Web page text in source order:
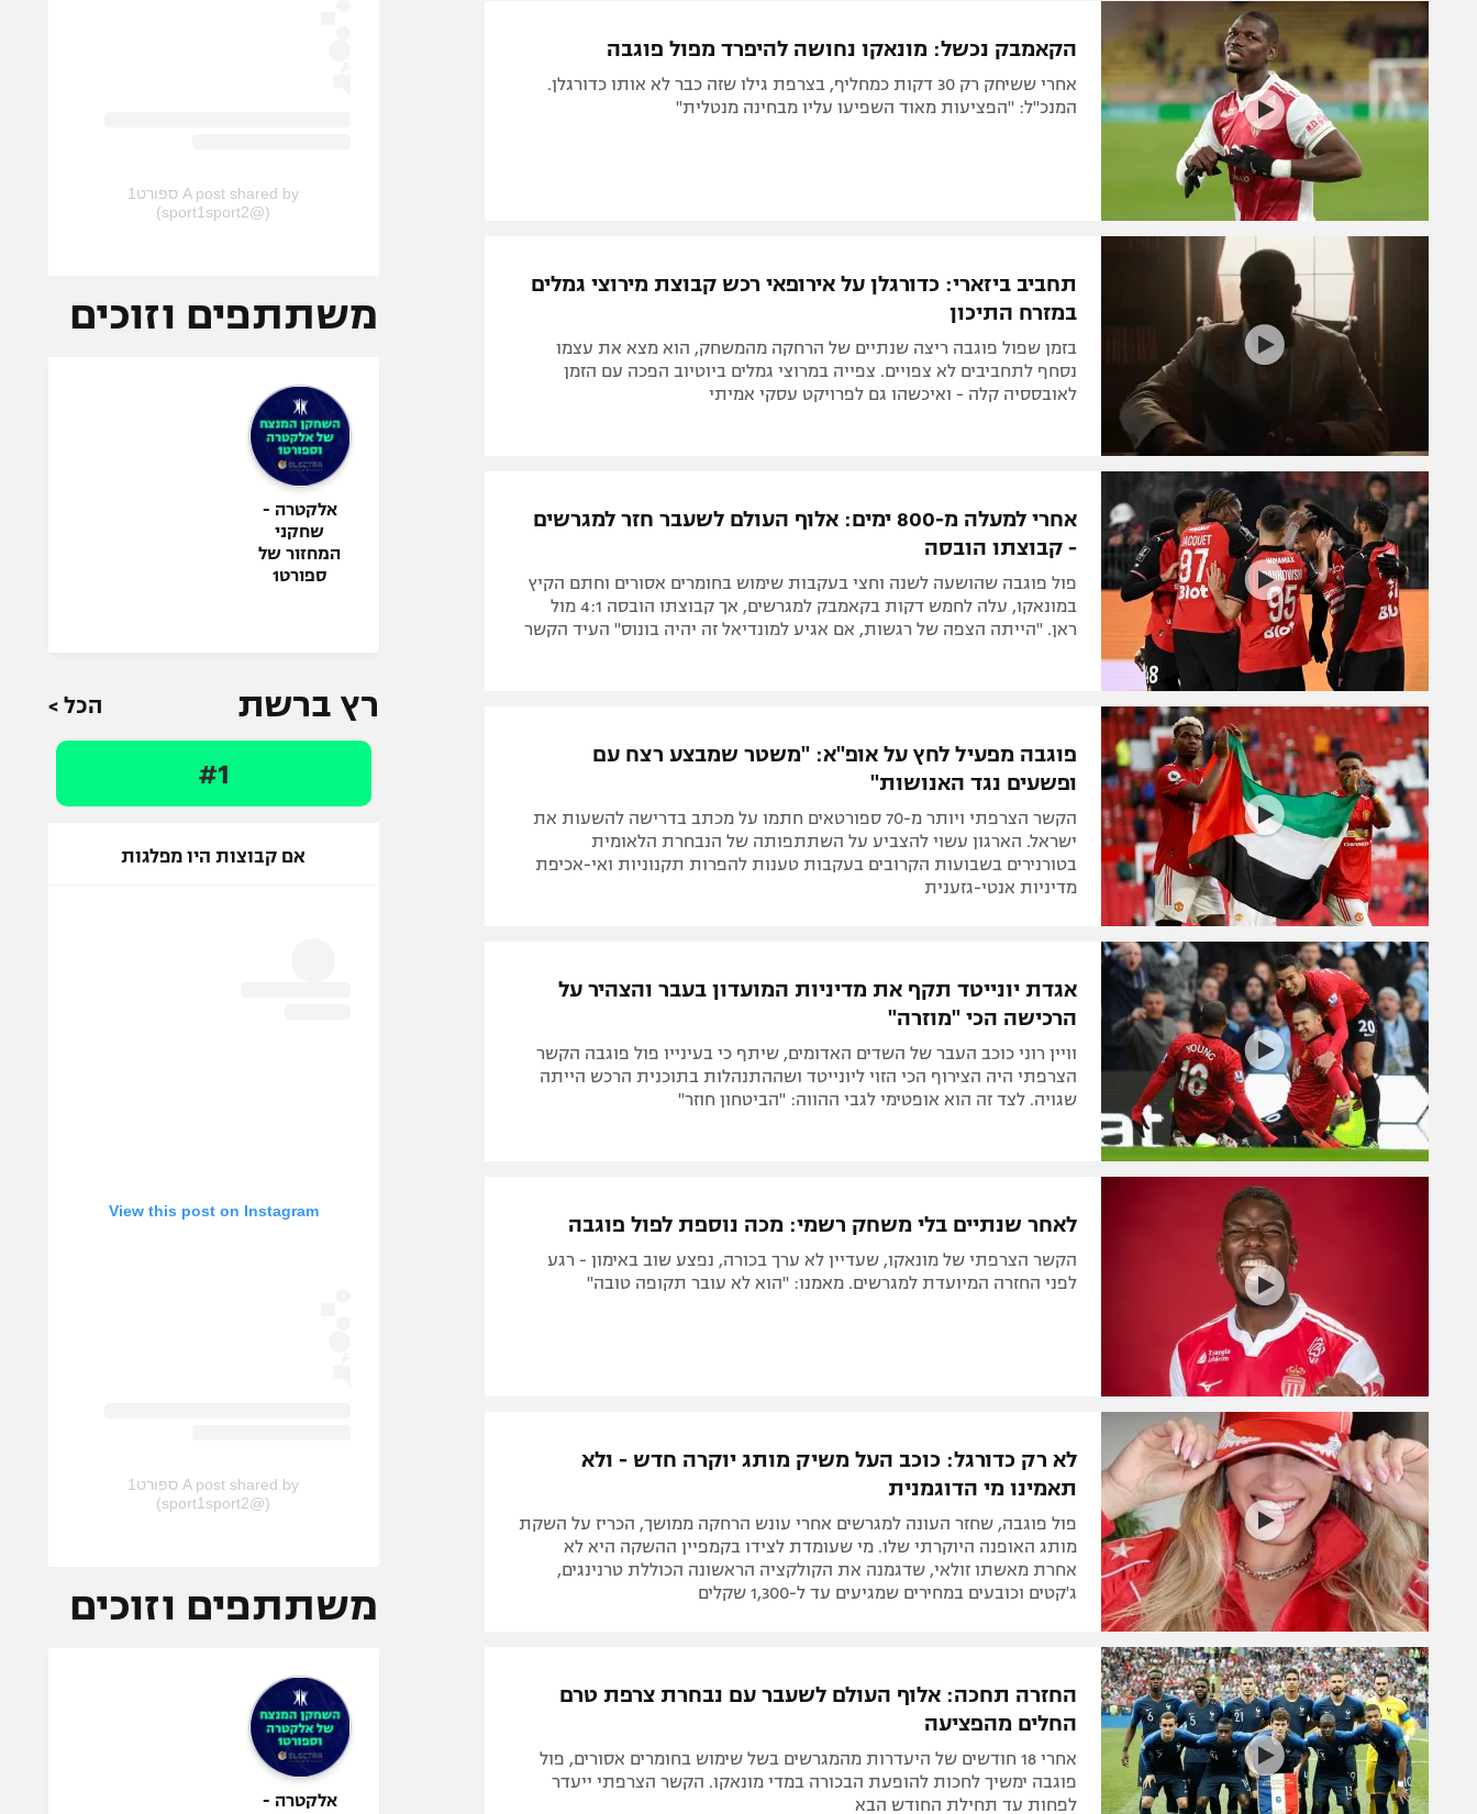
הקאמבק נכשל: מונאקו נחושה להיפרד מפול פוגבה
אחרי ששיחק רק 30 דקות כמחליף, בצרפת גילו שזה כבר לא אותו כדורגלן.
המנכ"ל: "הפציעות מאוד השפיעו עליו מבחינה מנטלית"
תחביב ביזארי: כדורגלן על אירופאי רכש קבוצת מירוצי גמלים
במזרח התיכון
בזמן שפול פוגבה ריצה שנתיים של הרחקה מהמשחק, הוא מצא את עצמו
נסחף לתחביבים לא צפויים. צפייה במרוצי גמלים ביוטיוב הפכה עם הזמן
לאובססיה קלה - ואיכשהו גם לפרויקט עסקי אמיתי
אחרי למעלה מ-800 ימים: אלוף העולם לשעבר חזר למגרשים
- קבוצתו הובסה
פול פוגבה שהושעה לשנה וחצי בעקבות שימוש בחומרים אסורים וחתם הקיץ
במונאקו, עלה לחמש דקות בקאמבק למגרשים, אך קבוצתו הובסה 4:1 מול
ראן. "הייתה הצפה של רגשות, אם אגיע למונדיאל זה יהיה בונוס" העיד הקשר
פוגבה מפעיל לחץ על אופ"א: "משטר שמבצע רצח עם
ופשעים נגד האנושות"
הקשר הצרפתי ויותר מ-70 ספורטאים חתמו על מכתב בדרישה להשעות את
ישראל. הארגון עשוי להצביע על השתתפותה של הנבחרת הלאומית
בטורנירים בשבועות הקרובים בעקבות טענות להפרות תקנוניות ואי-אכיפת
מדיניות אנטי-גזענית
אגדת יונייטד תקף את מדיניות המועדון בעבר והצהיר על
הרכישה הכי "מוזרה"
וויין רוני כוכב העבר של השדים האדומים, שיתף כי בעינייו פול פוגבה הקשר
הצרפתי היה הצירוף הכי הזוי ליונייטד ושההתנהלות בתוכנית הרכש הייתה
שגויה. לצד זה הוא אופטימי לגבי ההווה: "הביטחון חוזר"
לאחר שנתיים בלי משחק רשמי: מכה נוספת לפול פוגבה
הקשר הצרפתי של מונאקו, שעדיין לא ערך בכורה, נפצע שוב באימון - רגע
לפני החזרה המיועדת למגרשים. מאמנו: "הוא לא עובר תקופה טובה"
לא רק כדורגל: כוכב העל משיק מותג יוקרה חדש - ולא
תאמינו מי הדוגמנית
פול פוגבה, שחזר העונה למגרשים אחרי עונש הרחקה ממושך, הכריז על השקת
מותג האופנה היוקרתי שלו. מי שעומדת לצידו בקמפיין ההשקה היא לא
אחרת מאשתו זולאי, שדגמנה את הקולקציה הראשונה הכוללת טרנינגים,
ג'קטים וכובעים במחירים שמגיעים עד ל-1,300 שקלים
החזרה תחכה: אלוף העולם לשעבר עם נבחרת צרפת טרם
החלים מהפציעה
אחרי 18 חודשים של היעדרות מהמגרשים בשל שימוש בחומרים אסורים, פול
פוגבה ימשיך לחכות להופעת הבכורה במדי מונאקו. הקשר הצרפתי ייעדר
לפחות עד תחילת החודש הבא
A post shared by ספורט1
(@sport1sport2)
משתתפים וזוכים
אלקטרה -
שחקני
המחזור של
ספורט1
רץ ברשת הכל >
#1
אם קבוצות היו מפלגות
View this post on Instagram
A post shared by ספורט1
(@sport1sport2)
משתתפים וזוכים
אלקטרה -